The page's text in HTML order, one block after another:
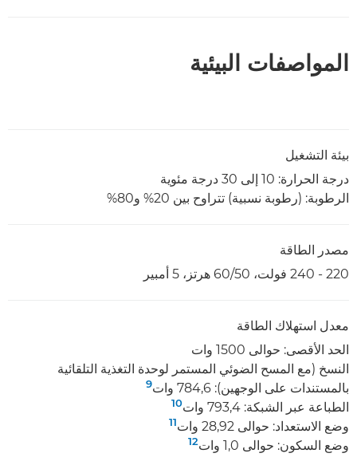
المواصفات البيئية
بيئة التشغيل
درجة الحرارة‏: 10 إلى 30 درجة مئوية
الرطوبة: (رطوبة نسبية) تتراوح بين 20% و80%
مصدر الطاقة
220 - 240 فولت، 50/‏60 هرتز، 5 أمبير
معدل استهلاك الطاقة
الحد الأقصى: حوالى 1500 وات
النسخ (مع المسح الضوئي المستمر لوحدة التغذية التلقائية
بالمستندات على الوجهين): 784,6 وات
9
الطباعة عبر الشبكة: 793,4 وات 10
وضع الاستعداد: حوالى 28,92 وات 11
وضع السكون: حوالى 1,0 وات 12